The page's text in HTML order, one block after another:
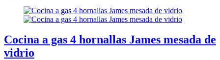
Cocina a gas 4 hornallas James mesada de
vidrio